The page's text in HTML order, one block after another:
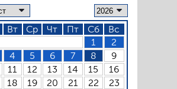
Вт Ср Чт Пт Сб
Вс
1
2
4 5 6 7 8
9
11 12 13 14 15
16
18 19 20 21 22
23